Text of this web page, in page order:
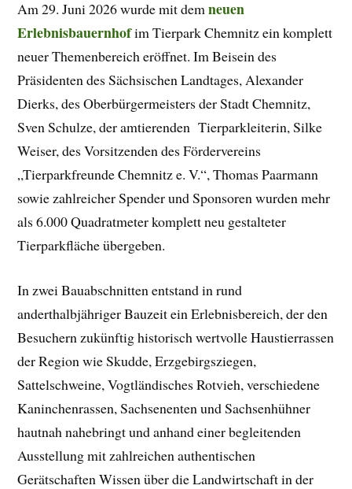
Am 29. Juni 2026 wurde mit demneuen
Erlebnisbauernhofim Tierpark Chemnitz ein komplett
neuer Themenbereich eröffnet. Im Beisein des
Präsidenten des Sächsischen Landtages, Alexander
Dierks, des Oberbürgermeisters der Stadt Chemnitz,
Sven Schulze, der amtierenden Tierparkleiterin, Silke
Weiser, des Vorsitzenden des Fördervereins
„Tierparkfreunde Chemnitz e. V.“, Thomas Paarmann
sowie zahlreicher Spender und Sponsoren wurden mehr
als 6.000 Quadratmeter komplett neu gestalteter
Tierparkfläche übergeben.
In zwei Bauabschnitten entstand in rund
anderthalbjähriger Bauzeit ein Erlebnisbereich, der den
Besuchern zukünftig historisch wertvolle Haustierrassen
der Region wie Skudde, Erzgebirgsziegen,
Sattelschweine, Vogtländisches Rotvieh, verschiedene
Kaninchenrassen, Sachsenenten und Sachsenhühner
hautnah nahebringt und anhand einer begleitenden
Ausstellung mit zahlreichen authentischen
Gerätschaften Wissen über die Landwirtschaft in der